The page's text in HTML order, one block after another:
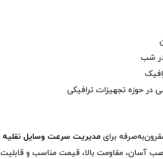
شب
در حوزه تجهیزات ترافیکی
برای مدیریت سرعت وسایل نقلیه
آسان، مقاومت بالا، قیمت مناسب و قابلیت